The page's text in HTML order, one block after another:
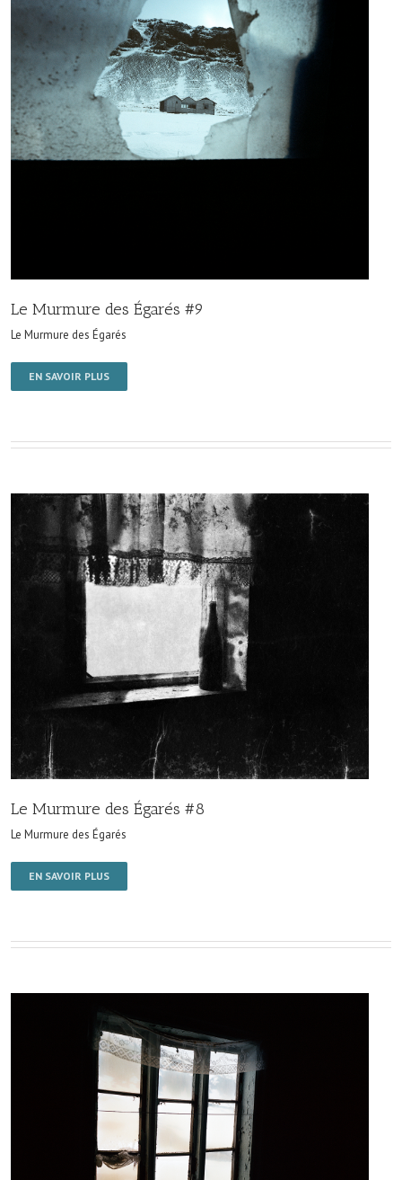
Le Murmure des Égarés #9
Le Murmure des Égarés
EN SAVOIR PLUS
Le Murmure des Égarés #8
Le Murmure des Égarés
EN SAVOIR PLUS